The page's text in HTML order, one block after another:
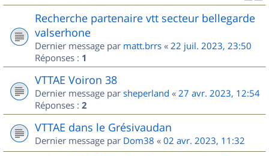
Recherche partenaire vtt secteur bellegarde
valserhone
Dernier message par matt.brrs « 22 juil. 2023, 23:50
Réponses : 1
VTTAE Voiron 38
Dernier message par sheperland « 27 avr. 2023, 12:54
Réponses : 2
VTTAE dans le Grésivaudan
Dernier message par Dom38 « 02 avr. 2023, 11:32